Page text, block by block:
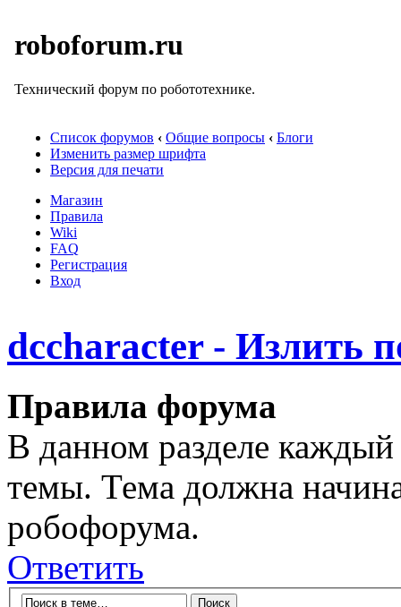
roboforum.ru
Технический форум по робототехнике.
Список форумов ‹ Общие вопросы ‹ Блоги
Изменить размер шрифта
Версия для печати
Магазин
Правила
Wiki
FAQ
Регистрация
Вход
dccharacter - Излить
Правила форума
В данном разделе
темы. Тема должна
робофорума.
Ответить